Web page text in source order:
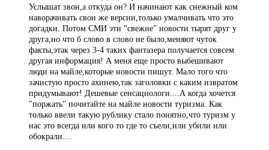
Услышат звон,а откуда он? И начинают как снежный ком
наворачивать свои же версии,только умалчивать что это
догадки. Потом СМИ эти "свежие" новости тырят друг у
друга,но что б слово в слово не было,меняют чуток
факты,этак через 3-4 таких фантазера получается совсем
другая информация! А меня еще просто выбешивают
люди на майле,которые новости пишут. Мало того что
зачистую просто ахинею,так заголовки с каким извратом
придумывают! Дешевые сенсациологи....А когда хочется
"поржать" почитайте на майле новости туризма. Как
только ввели такую рублику стало понятно,что туризм у
нас это всегда или кого то где то съели,или убили или
обокрали....